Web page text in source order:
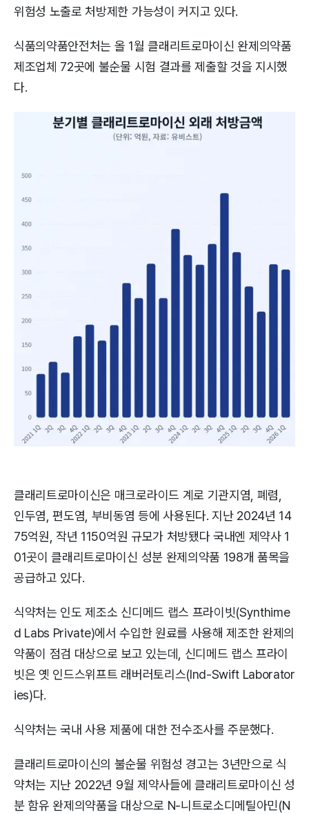
위험성 노출로 처방제한 가능성이 커지고 있다.
식품의약품안전처는 올 1월 클래리트로마이신 완제의약품
제조업체 72곳에 불순물 시험 결과를 제출할 것을 지시했
다.
클래리트로마이신은 매크로라이드 계로 기관지염, 폐렴,
인두염, 편도염, 부비동염 등에 사용된다. 지난 2024년 14
75억원, 작년 1150억원 규모가 처방됐다 국내엔 제약사 1
01곳이 클래리트로마이신 성분 완제의약품 198개 품목을
공급하고 있다.
식약처는 인도 제조소 신디메드 랩스 프라이빗(Synthime
d Labs Private)에서 수입한 원료를 사용해 제조한 완제의
약품이 점검 대상으로 보고 있는데, 신디메드 랩스 프라이
빗은 옛 인드스위프트 래버러토리스(Ind-Swift Laborator
ies)다.
식약처는 국내 사용 제품에 대한 전수조사를 주문했다.
클래리트로마이신의 불순물 위험성 경고는 3년만으로 식
약처는 지난 2022년 9월 제약사들에 클래리트로마이신 성
분 함유 완제의약품을 대상으로 N-니트로소디메틸아민(N